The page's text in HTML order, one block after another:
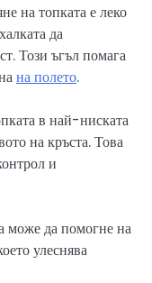
на топката е леко
да
Този ъгъл помага
на полето.
в най-ниската
на кръста. Това
и
може да помогне на
улеснява